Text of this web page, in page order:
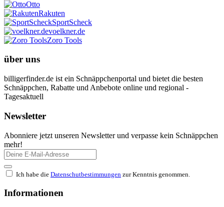
Otto
Rakuten
SportScheck
voelkner.de
Zoro Tools
über uns
billigerfinder.de ist ein Schnäppchenportal und bietet die besten
Schnäppchen, Rabatte und Anbebote online und regional -
Tagesaktuell
Newsletter
Abonniere jetzt unseren Newsletter und verpasse kein Schnäppchen
mehr!
Ich habe die Datenschutbestimmungen zur Kenntnis genommen.
Informationen